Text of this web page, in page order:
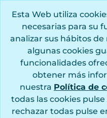
Esta Web utiliza
necesarias para su
analizar sus hábitos
algunas cookies
funcionalidades
obtener más
nuestra Política de
todas las cookies pulse
rechazar todas pulse